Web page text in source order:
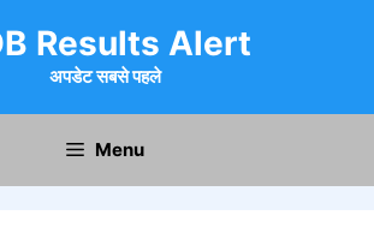
Results Alert
अपडेट सबसे पहले
Menu